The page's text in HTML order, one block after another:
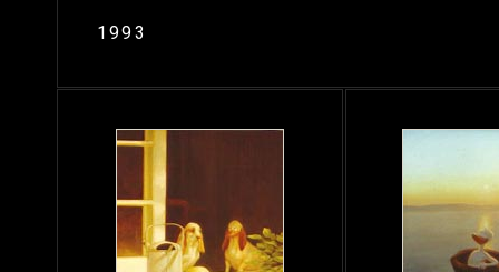
1993